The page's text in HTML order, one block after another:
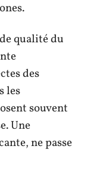
qualité du
des
les
souvent
Une
ne passe